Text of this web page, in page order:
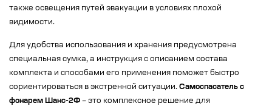
также освещения путей эвакуации в условиях плохой
видимости.
Для удобства использования и хранения предусмотрена
специальная сумка, а инструкция с описанием состава
комплекта и способами его применения поможет быстро
сориентироваться в экстренной ситуации. Самоспасатель с
фонарем Шанс-2Ф – это комплексное решение для